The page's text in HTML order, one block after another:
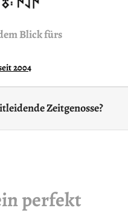
Blick fürs
2004
Zeitgenosse?
perfekt